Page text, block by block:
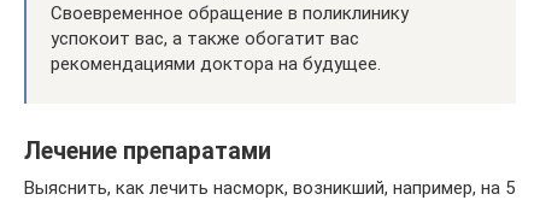
Своевременное обращение в поликлинику
успокоит вас, а также обогатит вас
рекомендациями доктора на будущее.
Лечение препаратами
Выяснить, как лечить насморк, возникший, например, на 5